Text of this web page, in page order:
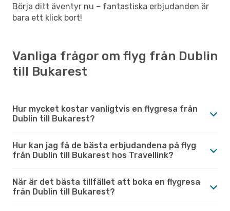
Börja ditt äventyr nu – fantastiska erbjudanden är
bara ett klick bort!
Vanliga frågor om flyg från Dublin
till Bukarest
Hur mycket kostar vanligtvis en flygresa från
Dublin till Bukarest?
Hur kan jag få de bästa erbjudandena på flyg
från Dublin till Bukarest hos Travellink?
När är det bästa tillfället att boka en flygresa
från Dublin till Bukarest?